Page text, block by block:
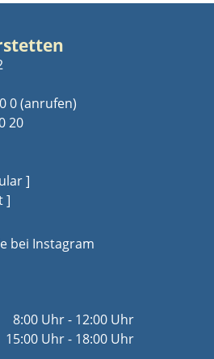
0
20
]
]
bei Instagram
8:00 Uhr - 12:00 Uhr
15:00 Uhr - 18:00 Uhr